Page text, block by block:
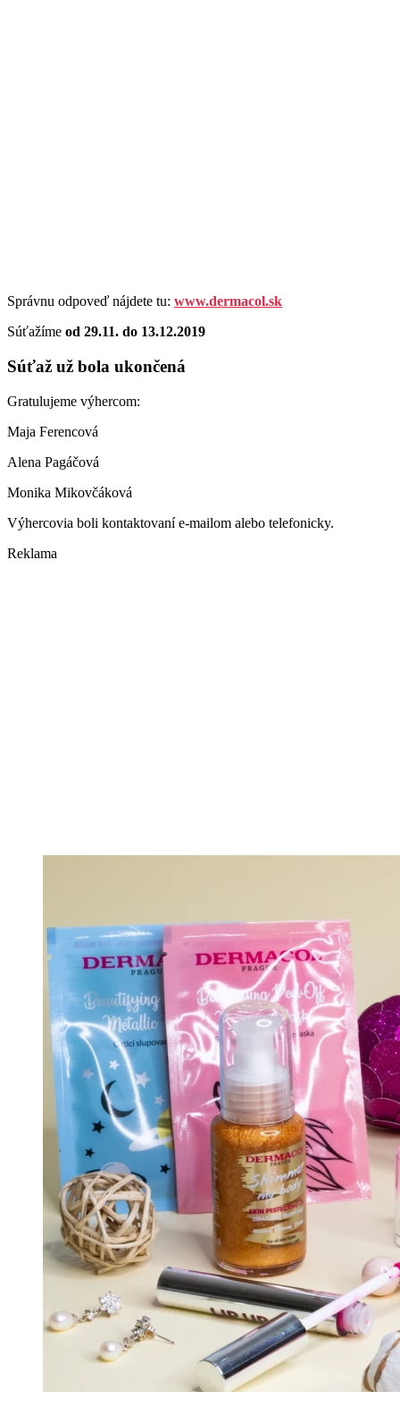
Správnu odpoveď nájdete tu: www.dermacol.sk
Súťažíme od 29.11. do 13.12.2019
Súťaž už bola ukončená
Gratulujeme výhercom:
Maja Ferencová
Alena Pagáčová
Monika Mikovčáková
Výhercovia boli kontaktovaní e-mailom alebo telefonicky.
Reklama